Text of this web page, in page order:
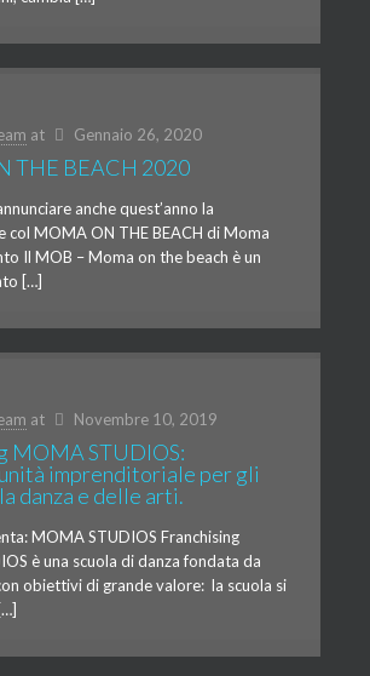
at Gennaio 26, 2020
THE BEACH 2020
anche quest’anno la
col MOMA ON THE BEACH di Moma
Il MOB – Moma on the beach è un
[…]
at Novembre 10, 2019
MOMA STUDIOS:
imprenditoriale per gli
danza e delle arti.
MOMA STUDIOS Franchising
è una scuola di danza fondata da
obiettivi di grande valore: la scuola si